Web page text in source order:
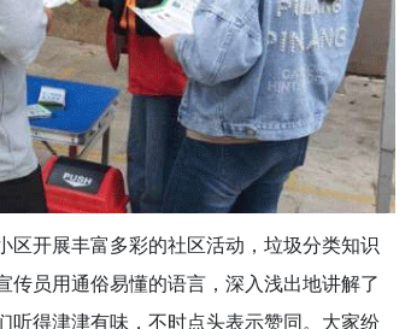
区开展丰富多彩的社区活动，垃圾分类知识
员用通俗易懂的语言，深入浅出地讲解了
听得津津有味，不时点头表示赞同。大家纷